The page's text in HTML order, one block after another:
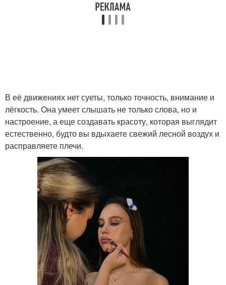
В её движениях нет суеты, только точность, внимание и
лёгкость. Она умеет слышать не только слова, но и
настроение, а еще создавать красоту, которая выглядит
естественно, будто вы вдыхаете свежий лесной воздух и
расправляете плечи.